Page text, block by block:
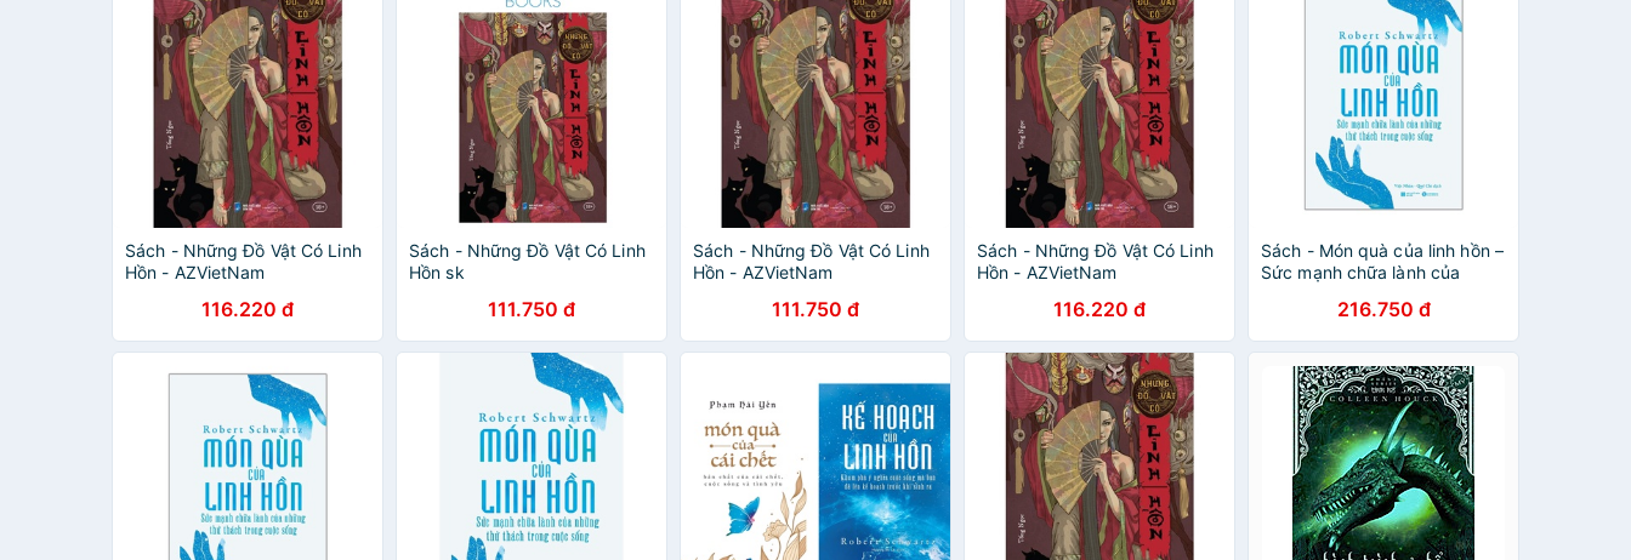
Sách - Những Đồ Vật Có Linh
Hồn - AZVietNam
116.220 đ
Sách - Những Đồ Vật Có Linh
Hồn sk
111.750 đ
Sách - Những Đồ Vật Có Linh
Hồn - AZVietNam
111.750 đ
Sách - Những Đồ Vật Có Linh
Hồn - AZVietNam
116.220 đ
Sách - Món quà của linh hồn –
Sức mạnh chữa lành của
sống - Thái Hà216.750 đ